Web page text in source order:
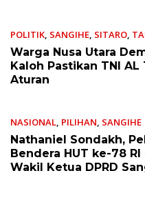
POLITIK, SANGIHE, SITARO,
Warga Nusa Utara
Kaloh Pastikan TNI
Aturan
NASIONAL, PILIHAN, SANGIHE
Nathaniel Sondakh,
Bendera HUT ke-78
Wakil Ketua DPRD